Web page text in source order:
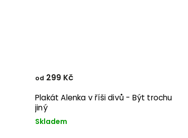
Plakát Alenka v říši divů - Být trochu
jiný
Skladem
od 299 Kč